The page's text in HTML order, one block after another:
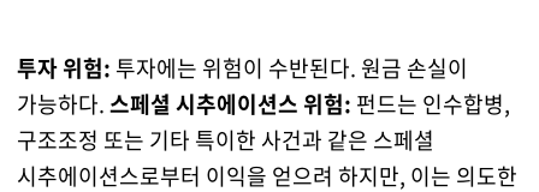
투자 위험: 투자에는 위험이 수반된다. 원금 손실이
가능하다.스페셜 시추에이션스 위험: 펀드는 인수합병,
구조조정 또는 기타 특이한 사건과 같은 스페셜
시추에이션스로부터 이익을 얻으려 하지만, 이는 의도한